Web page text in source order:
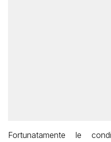
Fortunatamente le